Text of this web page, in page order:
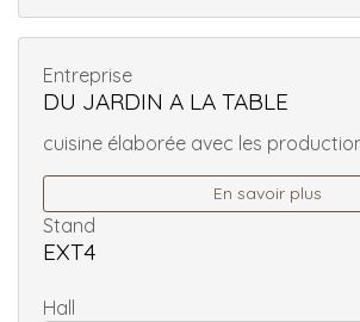
Entreprise
DU JARDIN A LA TABLE
cuisine élaborée avec les
En savoir plus
Stand
EXT4
Hall